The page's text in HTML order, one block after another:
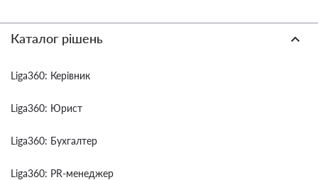
Каталог рішень
Liga360: Керівник
Liga360: Юрист
Liga360: Бухгалтер
Liga360: PR-менеджер